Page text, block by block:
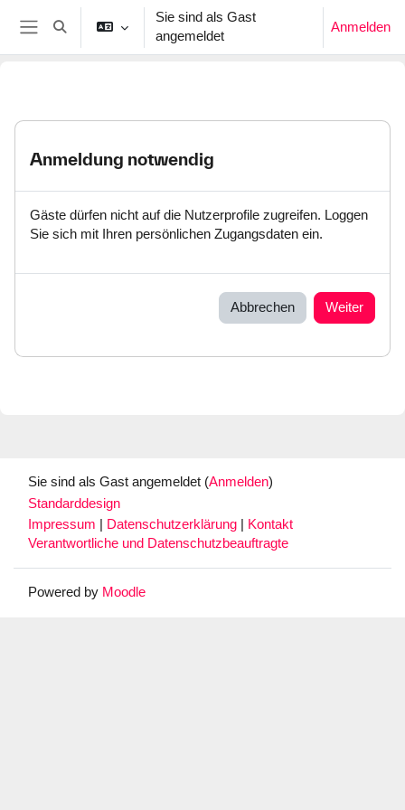
Zum Hauptinhalt
Website-Übersicht
Sucheingabe umschalten
Sie sind als Gast
angemeldet
Anmelden
Anmeldung notwendig
Gäste dürfen nicht auf die Nutzerprofile zugreifen. Loggen
Sie sich mit Ihren persönlichen Zugangsdaten ein.
Abbrechen Weiter
Sie sind als Gast angemeldet (Anmelden)
Standarddesign
Impressum
Datenschutzerklärung
Kontakt
Verantwortliche und Datenschutzbeauftragte
Powered by Moodle